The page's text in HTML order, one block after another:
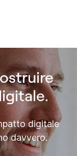
digitale
davvero.